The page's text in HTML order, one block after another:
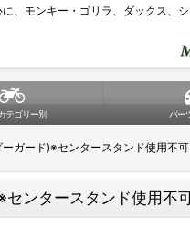
、モンキー・ゴリラ、ダックス、
テゴリー別 パー
ガード)※センタースタンド使用不可
ンタースタンド使用不